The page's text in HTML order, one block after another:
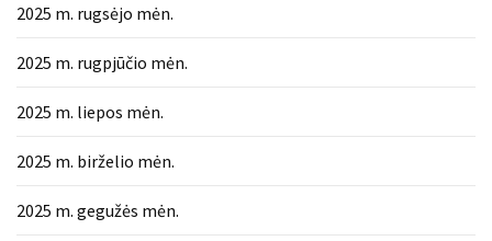
2025 m. rugsėjo mėn.
2025 m. rugpjūčio mėn.
2025 m. liepos mėn.
2025 m. birželio mėn.
2025 m. gegužės mėn.